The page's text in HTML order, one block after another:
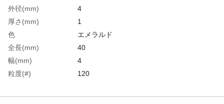
外径(mm)
4
厚さ(mm)
1
色
エメラルド
全長(mm)
40
幅(mm)
4
粒度(#)
120
重さ
0.420G